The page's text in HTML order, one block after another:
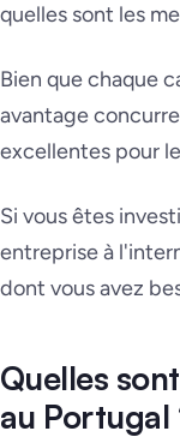
quelles sont les
Bien que chaque
avantage
excellentes pour
Si vous êtes
entreprise à
dont vous avez
Quelles
au Portugal